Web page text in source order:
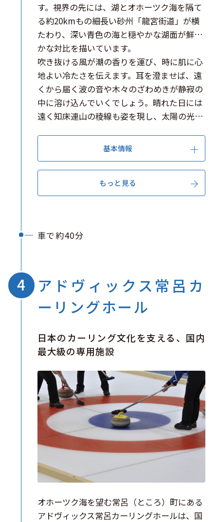
す。視界の先には、湖とオホーツク海を隔て
る約20kmもの細長い砂州「龍宮街道」が横
たわり、深い青色の海と穏やかな湖面が鮮や
かな対比を描いています。
吹き抜ける風が潮の香りを運び、時に肌に心
地よい冷たさを伝えます。耳を澄ませば、遠
くから届く波の音や木々のざわめきが静寂の
中に溶け込んでいくでしょう。晴れた日には
遠く知床連山の稜線も姿を現し、太陽の光を
か味わえない、北海道らしい贅沢なひととき
を過ごせます。
基本情報
もっと見る
車で約40分
アドヴィックス常呂カ
ーリングホール
日本のカーリング文化を支える、国内
最大級の専用施設
オホーツク海を望む常呂（ところ）町にある
アドヴィックス常呂カーリングホールは、国